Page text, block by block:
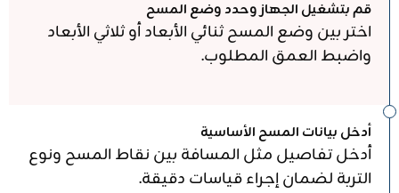
قم بتشغيل الجهاز وحدد وضع المسح
اختر بين وضع المسح ثنائي الأبعاد أو ثلاثي الأبعاد
واضبط العمق المطلوب.
أدخل بيانات المسح الأساسية
أدخل تفاصيل مثل المسافة بين نقاط المسح ونوع
التربة لضمان إجراء قياسات دقيقة.